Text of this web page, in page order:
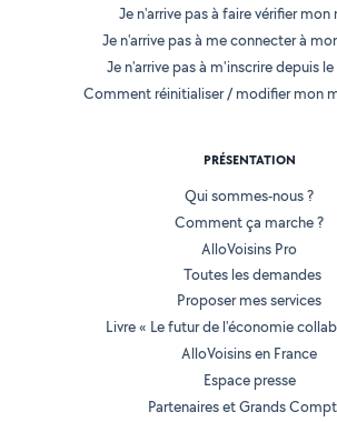
Je n'arrive pas à faire vérifier
Je n'arrive pas à me connecter à
Je n'arrive pas à m'inscrire depuis
Comment réinitialiser / modifier mon
PRÉSENTATION
Qui sommes-nous ?
Comment ça marche ?
AlloVoisins Pro
Toutes les demandes
Proposer mes services
Livre « Le futur de l'économie
AlloVoisins en France
Espace presse
Partenaires et Grands